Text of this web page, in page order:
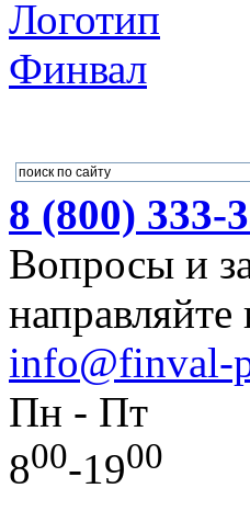
8 (800) 333-
Вопросы и
info@finval-
Пн - Пт
800-1900